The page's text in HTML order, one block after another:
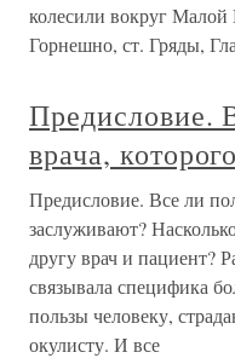
колесили вокруг
Горнешно, ст. Гряды,
Предисловие.
врача,
Предисловие. Все ли
заслуживают?
другу врач и пациент?
связывала специфика
пользы человеку,
окулисту. И все